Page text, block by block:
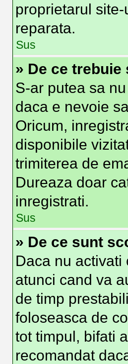
proprietarul
reparata.
Sus
» De ce
S-ar putea sa
daca e nevoie
Oricum,
disponibile
trimiterea de
Dureaza doar
inregistrati.
Sus
» De ce sunt
Daca nu
atunci cand va
de timp
foloseasca de
tot timpul, bifati
recomandat